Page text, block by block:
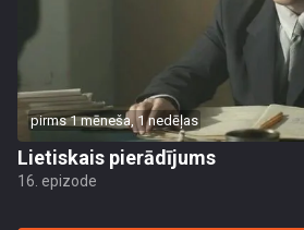
pirms 1 mēneša, 1 nedēļas
Lietiskais pierādījums
16. epizode